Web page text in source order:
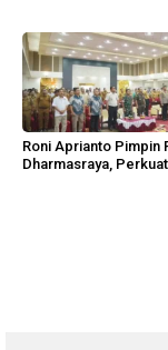
Roni Aprianto Pimpin
Dharmasraya,